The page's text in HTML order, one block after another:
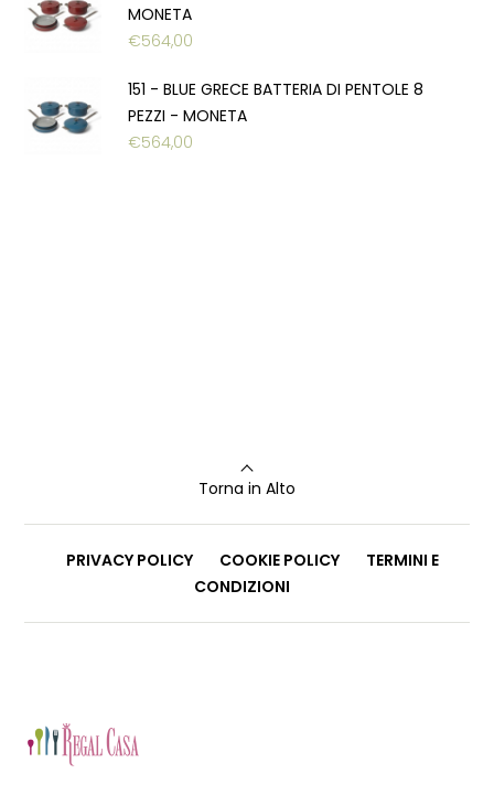
MONETA
€564,00
151 - BLUE GRECE BATTERIA DI PENTOLE 8
PEZZI - MONETA
€564,00
Torna in Alto
PRIVACY POLICY COOKIE POLICY
TERMINI E
CONDIZIONI